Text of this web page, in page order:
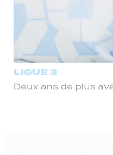
LIGUE 3
Deux ans de plus